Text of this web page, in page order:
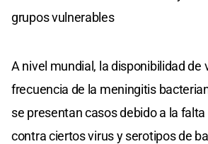
grupos vulnerables
A nivel mundial, la disponibilidad de
frecuencia de la meningitis
se presentan casos debido a la
contra ciertos virus y serotipos de